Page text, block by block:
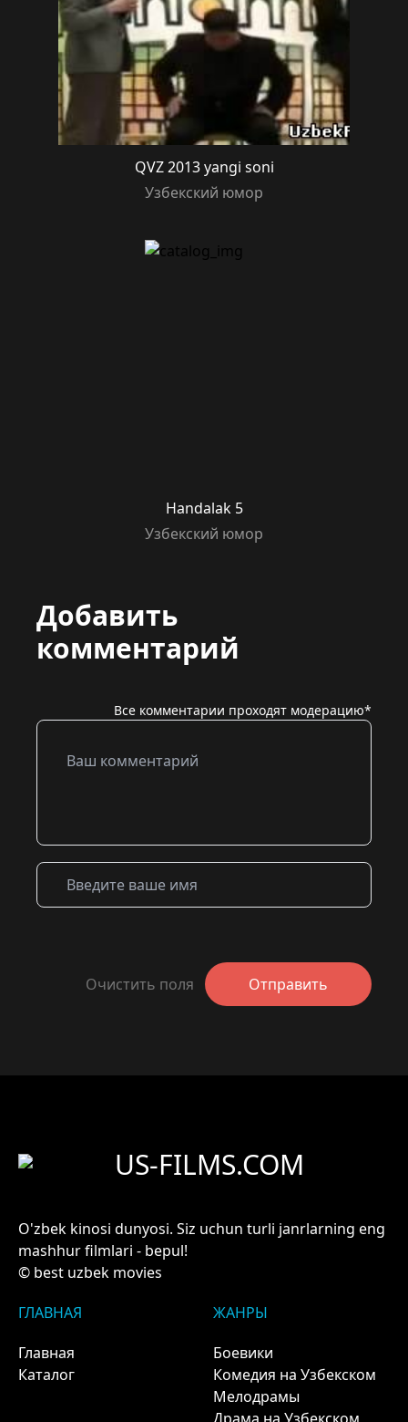
QVZ 2013 yangi soni
Узбекский юмор
Handalak 5
Узбекский юмор
Добавить
комментарий
Все комментарии проходят модерацию*
Очистить поля Отправить
US-FILMS.COM
O'zbek kinosi dunyosi. Siz uchun turli janrlarning eng
mashhur filmlari - bepul!
© best uzbek movies
ГЛАВНАЯ
Главная
Каталог
ЖАНРЫ
Боевики
Комедия на Узбекском
Мелодрамы